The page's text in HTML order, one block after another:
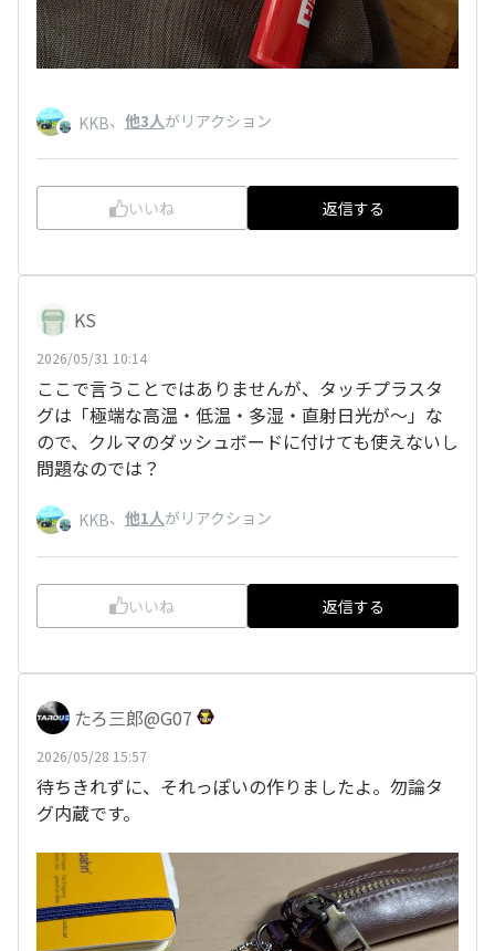
KKB、 他3人がリアクション
いいね 返信する
KS
2026/05/31 10:14
ここで言うことではありませんが、タッチプラスタ
グは「極端な高温・低温・多湿・直射日光が～」な
ので、クルマのダッシュボードに付けても使えないし
問題なのでは？
KKB、 他1人がリアクション
いいね 返信する
たろ三郎@G07
2026/05/28 15:57
待ちきれずに、それっぽいの作りましたよ。勿論タ
グ内蔵です。